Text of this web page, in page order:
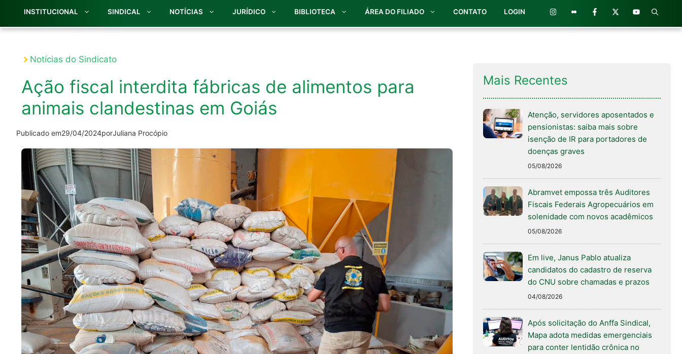
INSTITUCIONAL SINDICAL NOTÍCIAS JURÍDICO BIBLIOTECA ÁREA DO FILIADO CONTATO LOGIN
Notícias do Sindicato
Ação fiscal interdita fábricas de alimentos para
animais clandestinas em Goiás
Publicado em29/04/2024porJuliana Procópio
Mais Recentes
Atenção, servidores aposentados e
pensionistas: saiba mais sobre
isenção de IR para portadores de
doenças graves
05/08/2026
Abramvet empossa três Auditores
Fiscais Federais Agropecuários em
solenidade com novos acadêmicos
05/08/2026
Em live, Janus Pablo atualiza
candidatos do cadastro de reserva
do CNU sobre chamadas e prazos
04/08/2026
Após solicitação do Anffa Sindical,
Mapa adota medidas emergenciais
para conter lentidão crônica no